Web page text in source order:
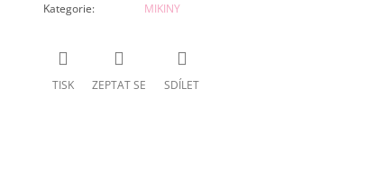
Kategorie: MIKINY
TISK ZEPTAT SE SDÍLET